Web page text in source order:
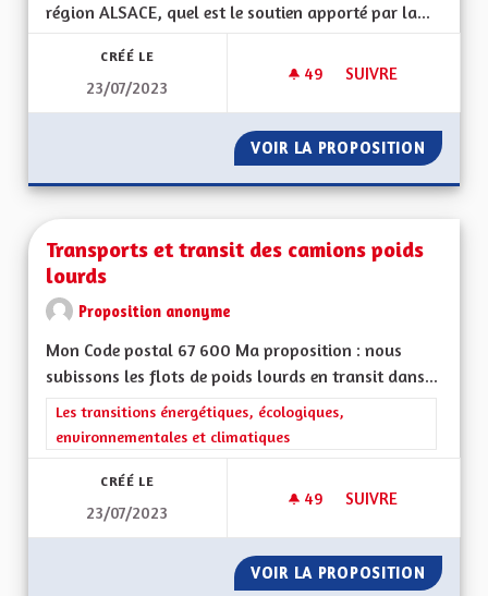
région ALSACE, quel est le soutien apporté par la...
CRÉÉ LE
23/07/2023
49 49 ABONNÉS
SUIVRE
VOIR LA PROPOSITION QUEL
Transports et transit des camions poids
lourds
Proposition anonyme
Mon Code postal 67 600 Ma proposition : nous
subissons les flots de poids lourds en transit dans...
Filtrer les résultats de la catégorie : Les transitions
Les transitions énergétiques, écologiques,
environnementales et climatiques
CRÉÉ LE
23/07/2023
49 49 ABONNÉS
SUIVRE
VOIR LA PROPOSITION